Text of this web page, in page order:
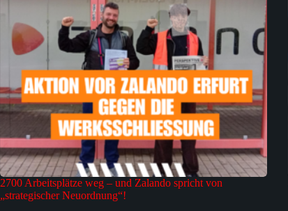
2700 Arbeitsplätze weg – und Zalando spricht von
„strategischer Neuordnung“!